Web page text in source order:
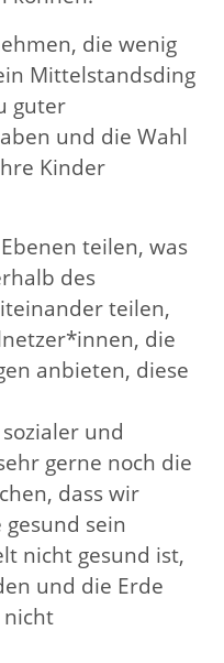
die wenig
Mittelstandsding
guter
und die Wahl
Kinder
teilen, was
des
teilen,
die
anbieten, diese
und
gerne noch die
dass wir
sein
nicht gesund ist,
und die Erde